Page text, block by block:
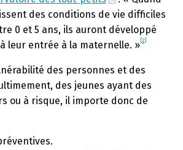
des conditions de vie difficiles
0 et 5 ans, ils auront développé
leur entrée à la maternelle. » [2]
des personnes et des
des jeunes ayant des
ou à risque, il importe donc de